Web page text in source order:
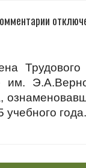
записи
Трудового
учебного года.